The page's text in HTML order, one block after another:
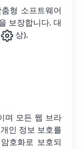
형 소프트웨어
보장합니다. 대
상).
며 모든 웹 브라
인 정보 보호를
호화로 보호되